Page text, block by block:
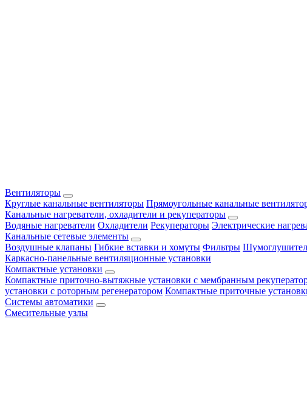
Вентиляторы
Круглые канальные вентиляторы Прямоугольные канальные
Канальные нагреватели, охладители и рекуператоры
Водяные нагреватели Охладители Рекуператоры Электрические
Канальные сетевые элементы
Воздушные клапаны Гибкие вставки и хомуты Фильтры
Каркасно-панельные вентиляционные установки
Компактные установки
Компактные приточно-вытяжные установки с мембранным
установки с роторным регенератором Компактные приточные
Системы автоматики
Смесительные узлы